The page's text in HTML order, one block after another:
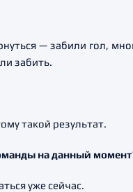
— забили гол,
забить.
такой результат.
на данный
уже сейчас.